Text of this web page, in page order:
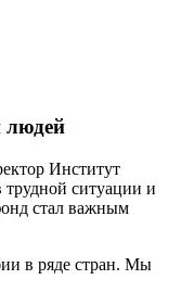
людей
Институт
трудной ситуации и
стал важным
в ряде стран. Мы